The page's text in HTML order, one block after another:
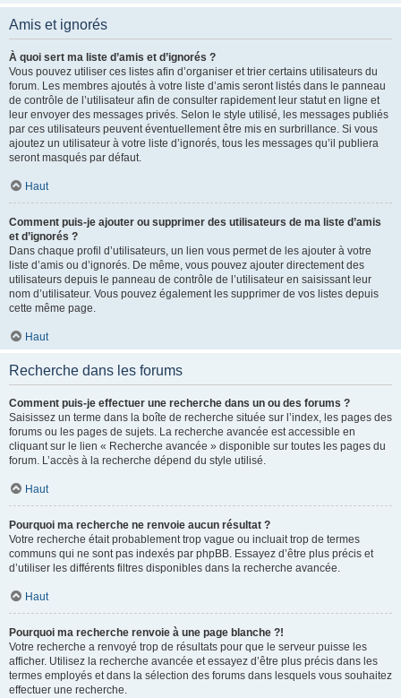
Amis et ignorés
À quoi sert ma liste d’amis et d’ignorés ?
Vous pouvez utiliser ces listes afin d’organiser et trier certains utilisateurs du
forum. Les membres ajoutés à votre liste d’amis seront listés dans le panneau
de contrôle de l’utilisateur afin de consulter rapidement leur statut en ligne et
leur envoyer des messages privés. Selon le style utilisé, les messages publiés
par ces utilisateurs peuvent éventuellement être mis en surbrillance. Si vous
ajoutez un utilisateur à votre liste d’ignorés, tous les messages qu’il publiera
seront masqués par défaut.
Haut
Comment puis-je ajouter ou supprimer des utilisateurs de ma liste d’amis
et d’ignorés ?
Dans chaque profil d’utilisateurs, un lien vous permet de les ajouter à votre
liste d’amis ou d’ignorés. De même, vous pouvez ajouter directement des
utilisateurs depuis le panneau de contrôle de l’utilisateur en saisissant leur
nom d’utilisateur. Vous pouvez également les supprimer de vos listes depuis
cette même page.
Haut
Recherche dans les forums
Comment puis-je effectuer une recherche dans un ou des forums ?
Saisissez un terme dans la boîte de recherche située sur l’index, les pages des
forums ou les pages de sujets. La recherche avancée est accessible en
cliquant sur le lien « Recherche avancée » disponible sur toutes les pages du
forum. L’accès à la recherche dépend du style utilisé.
Haut
Pourquoi ma recherche ne renvoie aucun résultat ?
Votre recherche était probablement trop vague ou incluait trop de termes
communs qui ne sont pas indexés par phpBB. Essayez d’être plus précis et
d’utiliser les différents filtres disponibles dans la recherche avancée.
Haut
Pourquoi ma recherche renvoie à une page blanche ?!
Votre recherche a renvoyé trop de résultats pour que le serveur puisse les
afficher. Utilisez la recherche avancée et essayez d’être plus précis dans les
termes employés et dans la sélection des forums dans lesquels vous souhaitez
effectuer une recherche.